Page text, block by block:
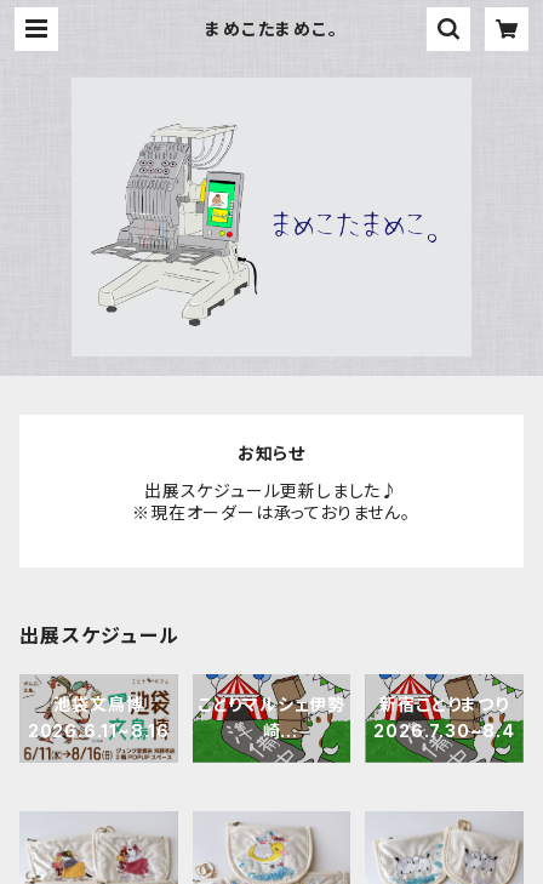
まめこたまめこ。
お知らせ
出展スケジュール更新しました♪
※現在オーダーは承っておりません。
出展スケジュール
池袋文鳥博
2026.6.11~8.16
ことりマルシェ伊勢
崎
2026.7.3~8.30
新宿ことりまつり
2026.7.30~8.4